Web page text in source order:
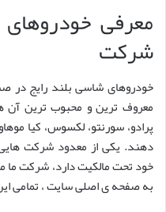
معرفی
شرکت
خودروهای شاسی بلند رایج در
معروف ترین و محبوب ترین آن
پرادو، سورنتو، لکسوس، کیا
دهند. یکی از معدود شرکت
خود تحت مالکیت دارد، شرکت ما
به صفحه ی اصلی سایت ، تمامی